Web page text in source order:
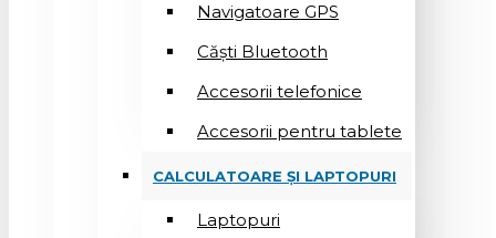
Navigatoare GPS
Căști Bluetooth
Accesorii telefonice
Accesorii pentru tablete
CALCULATOARE ȘI LAPTOPURI
Laptopuri